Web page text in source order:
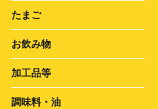
たまご
お飲み物
加工品等
調味料・油